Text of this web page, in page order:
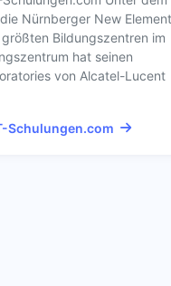
Nürnberger New
Bildungszentren im
hat seinen
von Alcatel-Lucent
Schulungen.com